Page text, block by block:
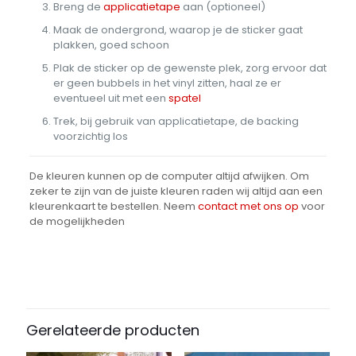
Breng de applicatietape aan (optioneel)
Maak de ondergrond, waarop je de sticker gaat
plakken, goed schoon
Plak de sticker op de gewenste plek, zorg ervoor dat
er geen bubbels in het vinyl zitten, haal ze er
eventueel uit met een spatel
Trek, bij gebruik van applicatietape, de backing
voorzichtig los
De kleuren kunnen op de computer altijd afwijken. Om
zeker te zijn van de juiste kleuren raden wij altijd aan een
kleurenkaart te bestellen. Neem contact met ons op voor
de mogelijkheden
30,5 cm, 61 cm
Wees de eerste om “Intercoat Vinyl
– Mat” te beoordelen
Gerelateerde producten